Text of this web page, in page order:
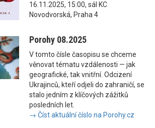
16.11.2025, 15:00, sál KC
Novodvorská, Praha 4
Porohy 08.2025
V tomto čísle časopisu se chceme
věnovat tématu vzdálenosti — jak
geografické, tak vnitřní. Odcizení
Ukrajinců, kteří odjeli do zahraničí, se
stalo jedním z klíčových zážitků
posledních let.
→ Číst aktuální číslo na Porohy.cz